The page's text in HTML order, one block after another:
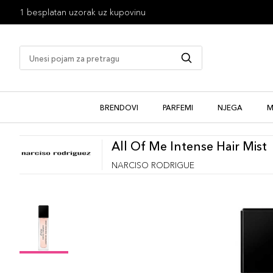
1 besplatan uzorak uz kupovinu
BRENDOVI PARFEMI NJEGA
All Of Me Intense Hair Mist
NARCISO RODRIGUE